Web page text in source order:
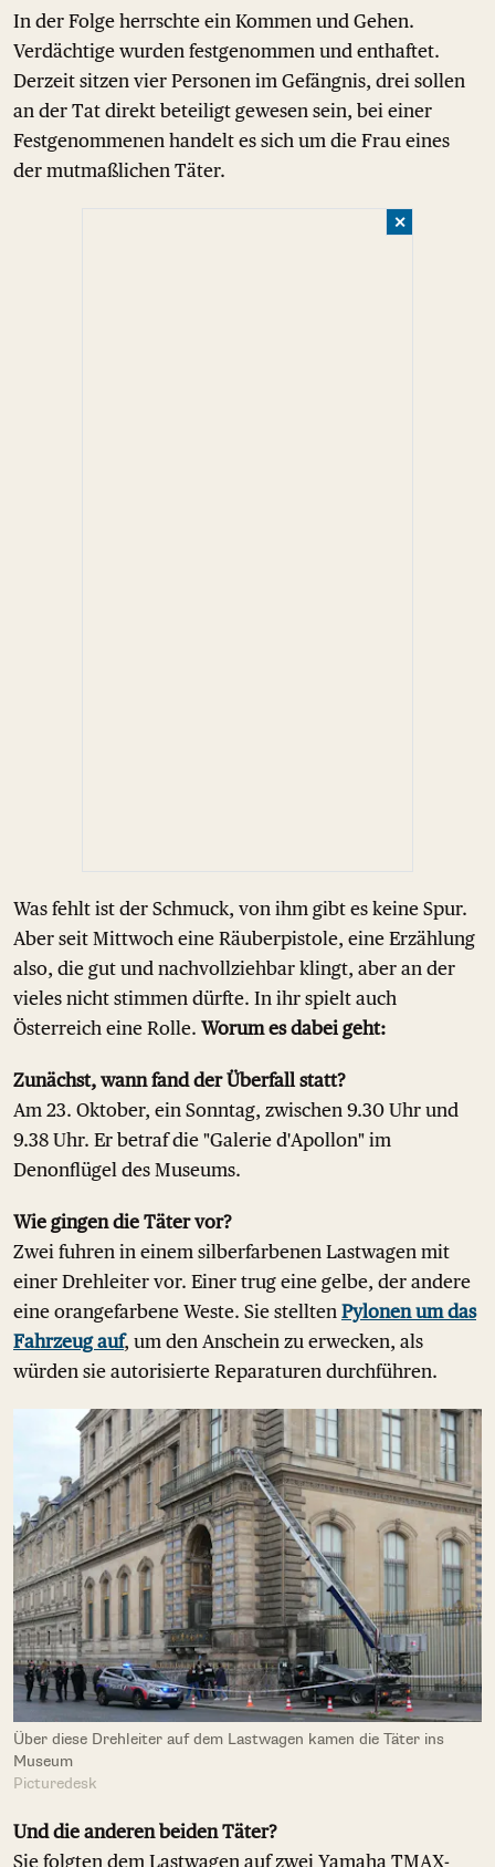
In der Folge herrschte ein Kommen und Gehen.
Verdächtige wurden festgenommen und enthaftet.
Derzeit sitzen vier Personen im Gefängnis, drei sollen
an der Tat direkt beteiligt gewesen sein, bei einer
Festgenommenen handelt es sich um die Frau eines
der mutmaßlichen Täter.
✕
Was fehlt ist der Schmuck, von ihm gibt es keine Spur.
Aber seit Mittwoch eine Räuberpistole, eine Erzählung
also, die gut und nachvollziehbar klingt, aber an der
vieles nicht stimmen dürfte. In ihr spielt auch
Österreich eine Rolle. Worum es dabei geht:
Zunächst, wann fand der Überfall statt?
Am 23. Oktober, ein Sonntag, zwischen 9.30 Uhr und
9.38 Uhr. Er betraf die "Galerie d'Apollon" im
Denonflügel des Museums.
Wie gingen die Täter vor?
Zwei fuhren in einem silberfarbenen Lastwagen mit
einer Drehleiter vor. Einer trug eine gelbe, der andere
eine orangefarbene Weste. Sie stellten Pylonen um das
Fahrzeug auf, um den Anschein zu erwecken, als
würden sie autorisierte Reparaturen durchführen.
Über diese Drehleiter auf dem Lastwagen kamen die Täter ins
Museum
Picturedesk
Und die anderen beiden Täter?
Sie folgten dem Lastwagen auf zwei Yamaha TMAX-